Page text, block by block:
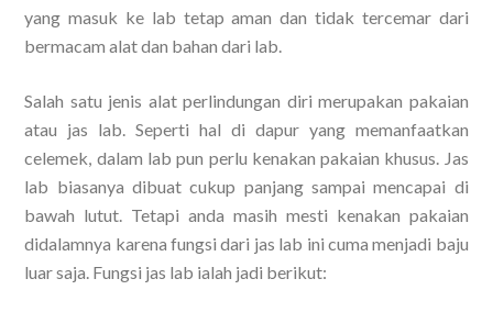
yang masuk ke lab tetap aman dan tidak tercemar dari
bermacam alat dan bahan dari lab.
Salah satu jenis alat perlindungan diri merupakan pakaian
atau jas lab. Seperti hal di dapur yang memanfaatkan
celemek, dalam lab pun perlu kenakan pakaian khusus. Jas
lab biasanya dibuat cukup panjang sampai mencapai di
bawah lutut. Tetapi anda masih mesti kenakan pakaian
didalamnya karena fungsi dari jas lab ini cuma menjadi baju
luar saja. Fungsi jas lab ialah jadi berikut: